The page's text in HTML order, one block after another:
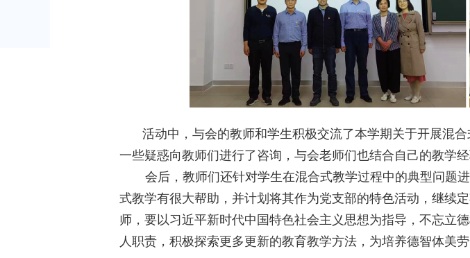
活动中，与会的教师和学生积极交流了本学期关于开展混
一些疑惑向教师们进行了咨询，与会老师们也结合自己的教学
会后，教师们还针对学生在混合式教学过程中的典型问题
式教学有很大帮助，并计划将其作为党支部的特色活动，继续
师，要以习近平新时代中国特色社会主义思想为指导，不忘立
人职责，积极探索更多更新的教育教学方法，为培养德智体美